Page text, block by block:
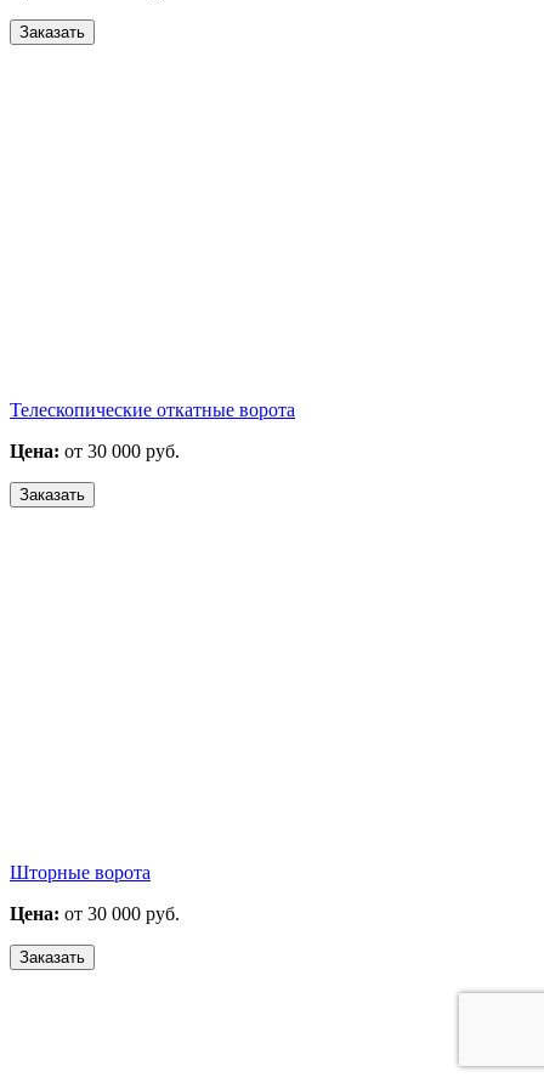
Заказать
Телескопические откатные ворота
Цена: от 30 000 руб.
Заказать
Шторные ворота
Цена: от 30 000 руб.
Заказать